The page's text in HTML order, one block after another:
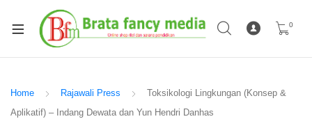
0
Home Rajawali Press
Toksikologi Lingkungan (Konsep &
Aplikatif) – Indang Dewata dan Yun Hendri Danhas